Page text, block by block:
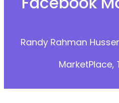
Randy Rahman
MarketPlace,